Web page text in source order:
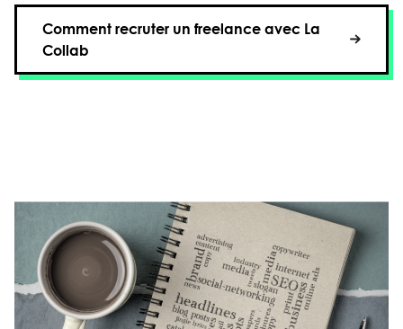
Comment recruter un freelance avec La
Collab